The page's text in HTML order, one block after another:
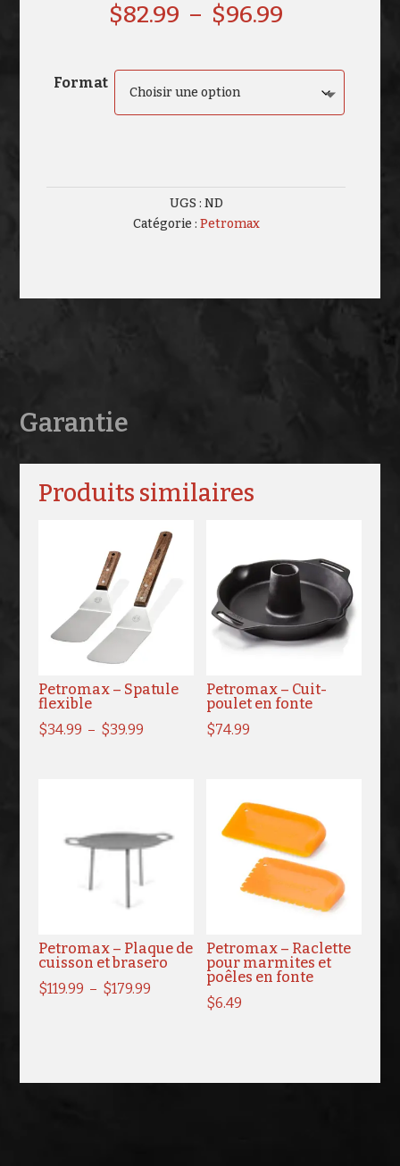
$82.99 – $96.99
$82.99
$96.99
Format
UGS : ND
Catégorie : Petromax
Garantie
Produits similaires
Petromax – Spatule
flexible
$34.99 – $39.99Plage
$39.99
Petromax – Cuit-
poulet en fonte
$74.99
Petromax – Plaque de
cuisson et brasero
$119.99 – $179.99Plage
à
Petromax – Raclette
pour marmites et
poêles en fonte
$6.49